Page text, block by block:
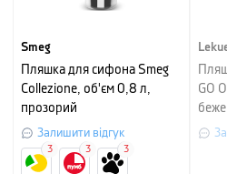
Smeg
Пляшка для сифона Smeg
Collezione, об'єм 0,8 л,
прозорий
Залишити відгук
3 3 3
GO